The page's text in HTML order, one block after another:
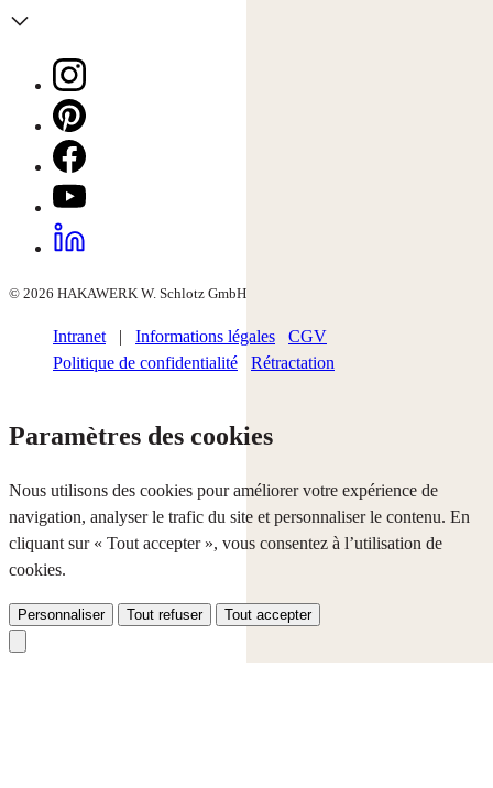
© 2026 HAKAWERK W. Schlotz GmbH
Intranet | Informations légales
CGV
Politique de confidentialité
Rétractation
Paramètres des cookies
Nous utilisons des cookies pour améliorer votre expérience de
navigation, analyser le trafic du site et personnaliser le contenu. En
cliquant sur « Tout accepter », vous consentez à l’utilisation de
cookies.
Personnaliser Tout refuser Tout accepter